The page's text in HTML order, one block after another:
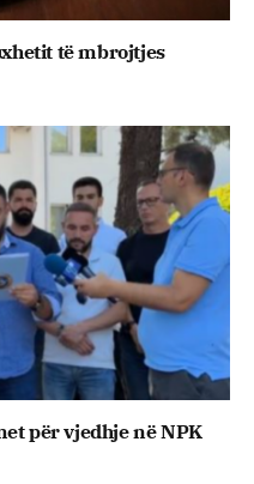
të mbrojtjes
për vjedhje në NPK